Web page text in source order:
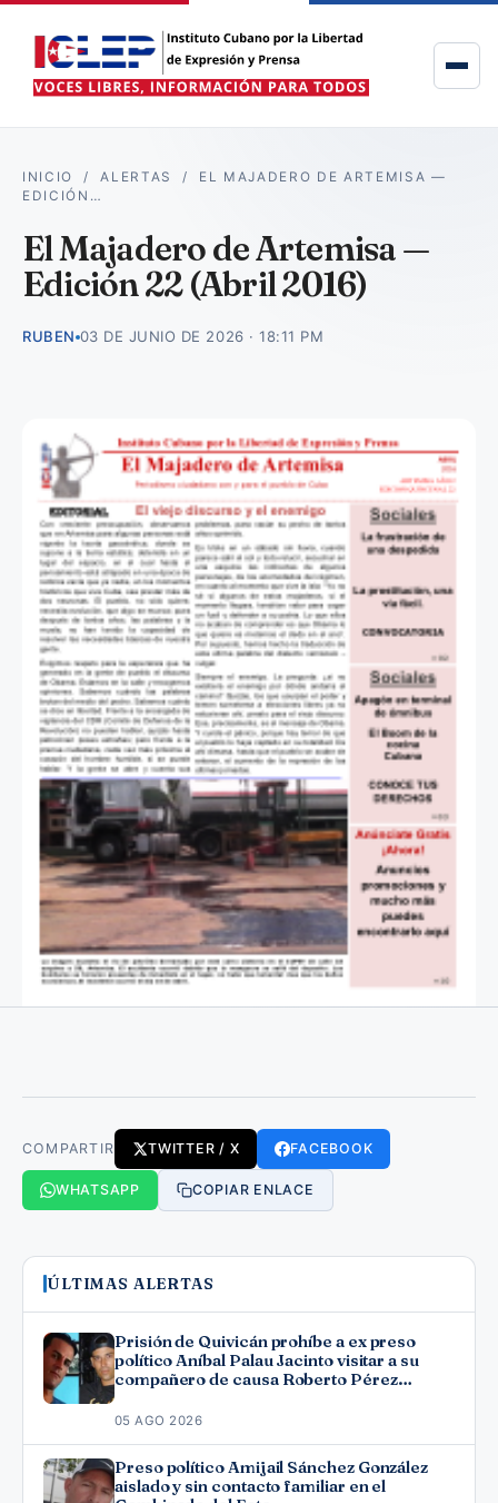
INICIO /ALERTAS / EL MAJADERO DE ARTEMISA —
EDICIÓN…
El Majadero de Artemisa —
Edición 22 (Abril 2016)
RUBEN 03 DE JUNIO DE 2026 · 18:11 PM
COMPARTIR TWITTER / X FACEBOOK
WHATSAPP COPIAR ENLACE
ÚLTIMAS ALERTAS
Prisión de Quivicán prohíbe a ex preso
político Aníbal Palau Jacinto visitar a su
compañero de causa Roberto Pérez
05 AGO 2026
Preso político Amijail Sánchez González
aislado y sin contacto familiar en el